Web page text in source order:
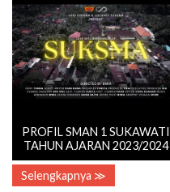
PROFIL SMAN 1 SUKAWATI
TAHUN AJARAN 2023/2024
Selengkapnya ≫